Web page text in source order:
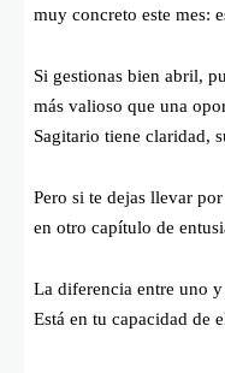
muy concreto este mes:
Si gestionas bien abril,
más valioso que una
Sagitario tiene claridad,
Pero si te dejas llevar
en otro capítulo de
La diferencia entre uno
Está en tu capacidad de